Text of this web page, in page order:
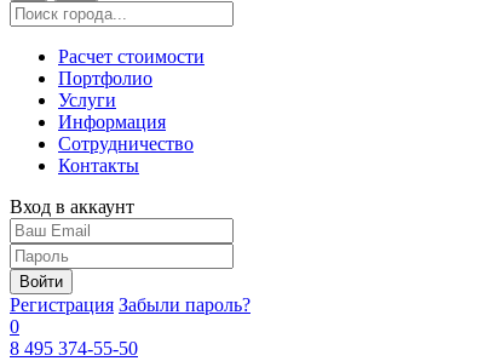
Расчет стоимости
Портфолио
Услуги
Информация
Сотрудничество
Контакты
Вход в аккаунт
Войти
Регистрация Забыли пароль?
0
8 495 374-55-50